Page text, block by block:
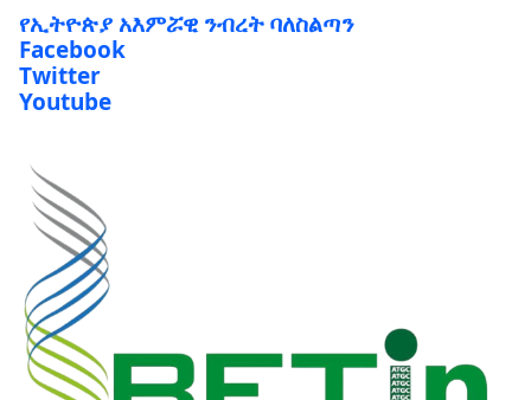
የኢትዮጵያ አእምሯዊ ንብረት ባለስልጣን
Facebook
Twitter
Youtube